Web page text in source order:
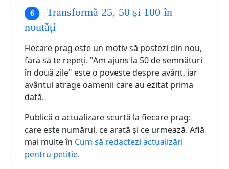
Transformă 25, 50 și 100 în
noutăți
Fiecare prag este un motiv să postezi din nou,
fără să te repeți. "Am ajuns la 50 de semnături
în două zile" este o poveste despre avânt, iar
avântul atrage oamenii care au ezitat prima
dată.
Publică o actualizare scurtă la fiecare prag:
care este numărul, ce arată și ce urmează. Află
mai multe în Cum să redactezi actualizări
pentru petiție.